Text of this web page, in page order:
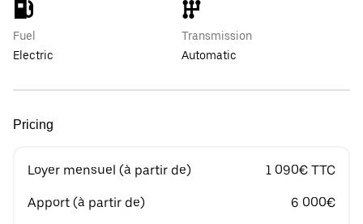
Fuel
Electric
Transmission
Automatic
Pricing
Loyer mensuel (à partir de) 1 090€ TTC
Apport (à partir de) 6 000€